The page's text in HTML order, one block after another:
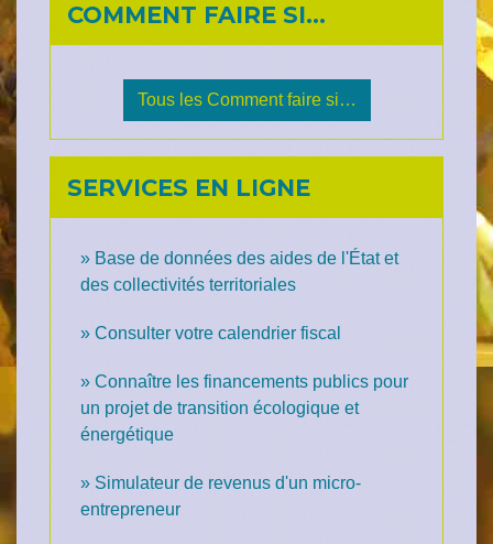
COMMENT FAIRE SI…
Tous les Comment faire si…
SERVICES EN LIGNE
Base de données des aides de l'État et
des collectivités territoriales
Consulter votre calendrier fiscal
Connaître les financements publics pour
un projet de transition écologique et
énergétique
Simulateur de revenus d'un micro-
entrepreneur